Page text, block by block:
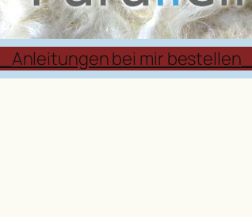
_Anleitungen bei mir bestellen